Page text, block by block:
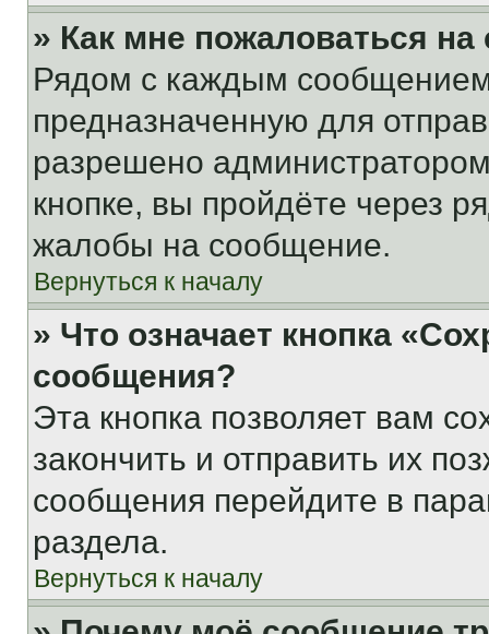
» Как мне пожаловаться
Рядом с каждым сообщением
предназначенную для
разрешено
кнопке, вы пройдёте через
жалобы на сообщение.
Вернуться к началу
» Что означает кнопка
сообщения?
Эта кнопка позволяет вам
закончить и отправить их
сообщения перейдите в
раздела.
Вернуться к началу